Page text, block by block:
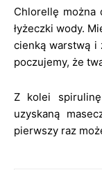
Chlorellę można
łyżeczki wody.
cienką warstwą i
poczujemy, że
Z kolei
uzyskaną
pierwszy raz